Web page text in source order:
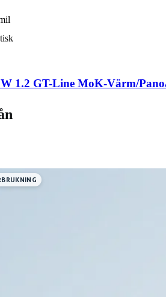
1.2 GT-Line MoK-Värm/